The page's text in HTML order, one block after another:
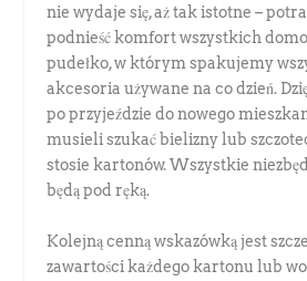
nie wydaje się, aż tak istotne –
podnieść komfort wszystkich
pudełko, w którym spakujemy
akcesoria używane na co dzień.
po przyjeździe do nowego
musieli szukać bielizny lub
stosie kartonów. Wszystkie
będą pod ręką.
Kolejną cenną wskazówką jest
zawartości każdego kartonu lub